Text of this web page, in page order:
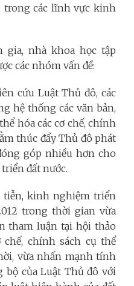
trong các lĩnh vực kinh
gia, nhà khoa học tập
các nhóm vấn đề:
cứu Luật Thủ đô, các
hệ thống các văn bản,
hóa các cơ chế, chính
thúc đẩy Thủ đô phát
góp nhiều hơn cho
đất nước.
tiễn, kinh nghiệm triển
trong thời gian vừa
tham luận tại hội thảo
chế, chính sách cụ thể
vừa nhấn mạnh tính
bộ của Luật Thủ đô với